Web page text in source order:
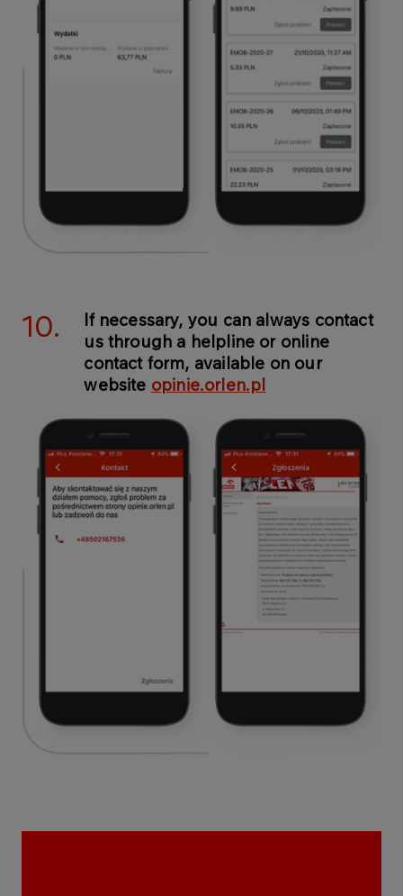
10.
If necessary, you can always contact
us through a helpline or online
contact form, available on our
website opinie.orlen.pl